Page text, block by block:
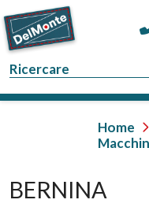
Home
BERNINA